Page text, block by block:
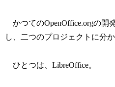
かつてのOpenOffice.orgの開
し、二つのプロジェクトに分か
ひとつは、LibreOffice。